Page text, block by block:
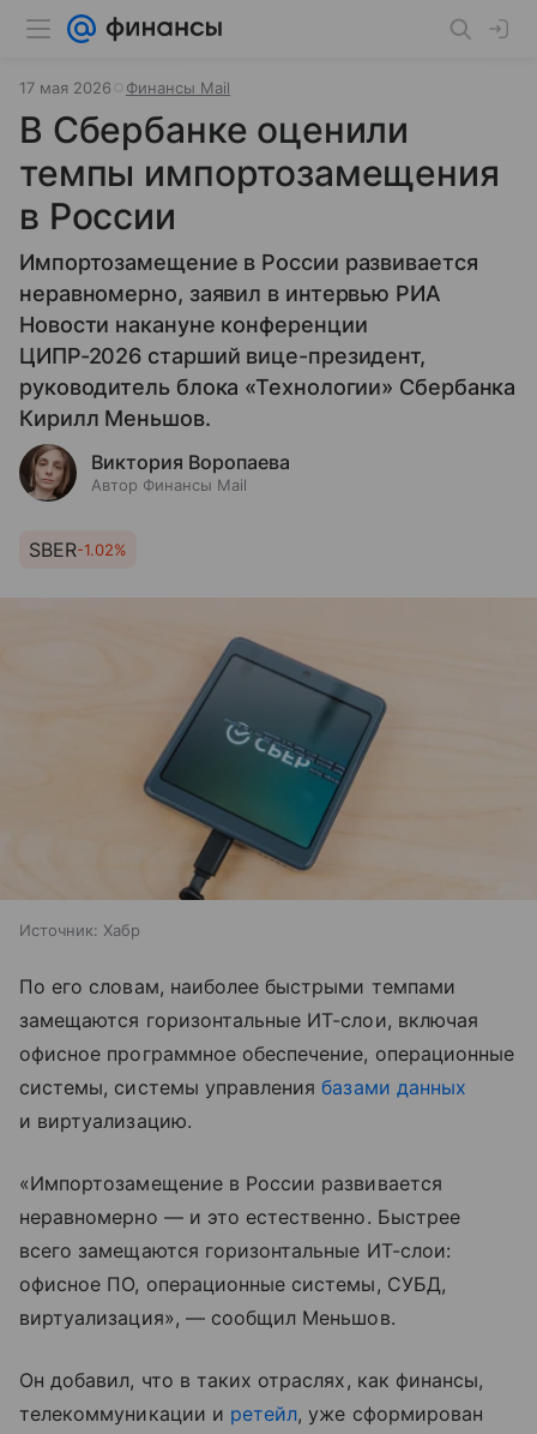
17 мая 2026 Финансы Mail
В Сбербанке оценили
темпы импортозамещения
в России
Импортозамещение в России развивается
неравномерно, заявил в интервью РИА
Новости накануне конференции
ЦИПР-2026 старший вице-президент,
руководитель блока «Технологии» Сбербанка
Кирилл Меньшов.
Виктория Воропаева
Автор Финансы Mail
SBER-1.02%
Источник: Хабр
По его словам, наиболее быстрыми темпами
замещаются горизонтальные ИТ-слои, включая
офисное программное обеспечение, операционные
системы, системы управлениябазами данных
и виртуализацию.
«Импортозамещение в России развивается
неравномерно — и это естественно. Быстрее
всего замещаются горизонтальные ИТ-слои:
офисное ПО, операционные системы, СУБД,
виртуализация», — сообщил Меньшов.
Он добавил, что в таких отраслях, как финансы,
телекоммуникации и ретейл, уже сформирован